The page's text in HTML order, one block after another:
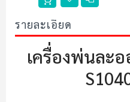
รายละเอียด
เครื่องพ่นละ